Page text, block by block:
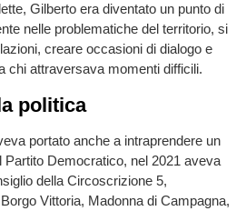
Gilberto era diventato un punto di
nelle problematiche del territorio, si
creare occasioni di dialogo e
chi attraversava momenti difficili.
politica
portato anche a intraprendere un
Partito Democratico, nel 2021 aveva
della Circoscrizione 5,
Vittoria, Madonna di Campagna,